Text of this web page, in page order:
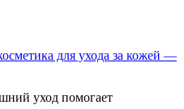
для ухода за кожей —
уход помогает